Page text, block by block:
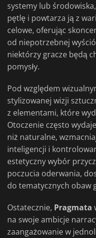
systemy lub
pętlę i powtarza ją z
celowe, oferując
od niepotrzebnej
niektórzy gracze będą
pomysły.
Pod względem
stylizowanej wizji
z elementami, które
Otoczenie często
niż naturalne,
inteligencji i
estetyczny wybór
poczucia oderwania,
do tematycznych obaw
Ostatecznie, Pragmata
na swoje ambicje
zaangażowanie w